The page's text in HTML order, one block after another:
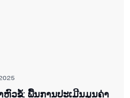
ຫົວຂໍ້: ພື້ນການປະເມີນມູນຄ່າ